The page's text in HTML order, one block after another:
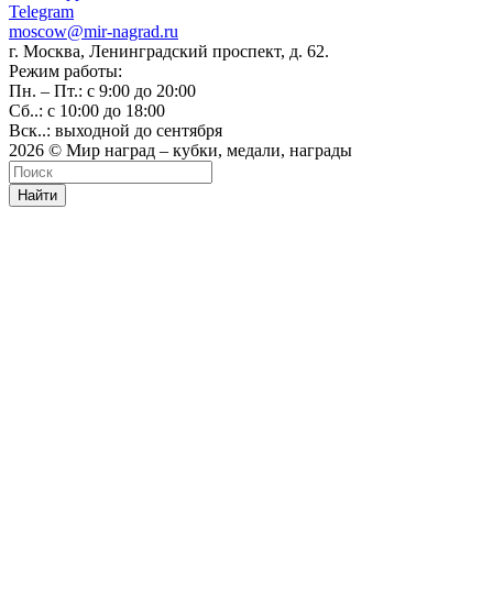
Telegram
moscow@mir-nagrad.ru
г. Москва, Ленинградский проспект, д. 62.
Режим работы:
Пн. – Пт.: с 9:00 до 20:00
Сб..: с 10:00 до 18:00
Вск..: выходной до сентября
2026 © Мир наград – кубки, медали, награды
Найти